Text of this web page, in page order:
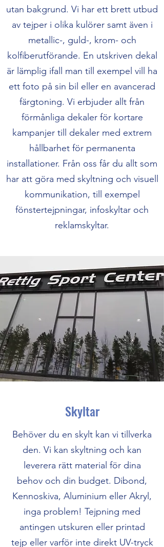
utan bakgrund. Vi har ett brett utbud
av tejper i olika kulörer samt även i
metallic-, guld-, krom- och
kolfiberutförande. En utskriven dekal
är lämplig ifall man till exempel vill ha
ett foto på sin bil eller en avancerad
färgtoning. Vi erbjuder allt från
förmånliga dekaler för kortare
kampanjer till dekaler med extrem
hållbarhet för permanenta
installationer. Från oss får du allt som
har att göra med skyltning och visuell
kommunikation, till exempel
fönstertejpningar, infoskyltar och
reklamskyltar.
Skyltar
Behöver du en skylt kan vi tillverka
den. Vi kan skyltning och kan
leverera rätt material för dina
behov och din budget. Dibond,
Kennoskiva, Aluminium eller Akryl,
inga problem! Tejpning med
antingen utskuren eller printad
tejp eller varför inte direkt UV-tryck